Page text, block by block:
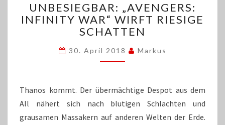
„AVENGERS:
INFINITY
WAR“
RIESIGE
SCHATTEN
UNBESIEGBAR: „AVENGERS:
INFINITY WAR“ WIRFT RIESIGE
SCHATTEN
30. April 2018 Markus
Thanos kommt. Der übermächtige Despot aus dem
All nähert sich nach blutigen Schlachten und
grausamen Massakern auf anderen Welten der Erde.